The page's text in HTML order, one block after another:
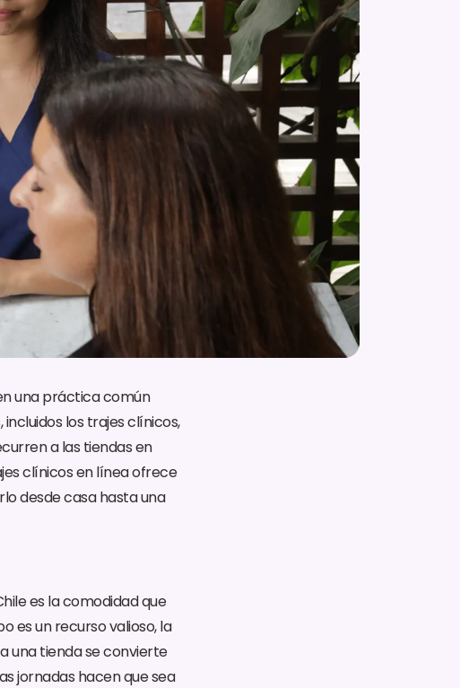
una práctica común
los trajes clínicos,
a las tiendas en
clínicos en línea ofrece
desde casa hasta una
es la comodidad que
es un recurso valioso, la
una tienda se convierte
jornadas hacen que sea